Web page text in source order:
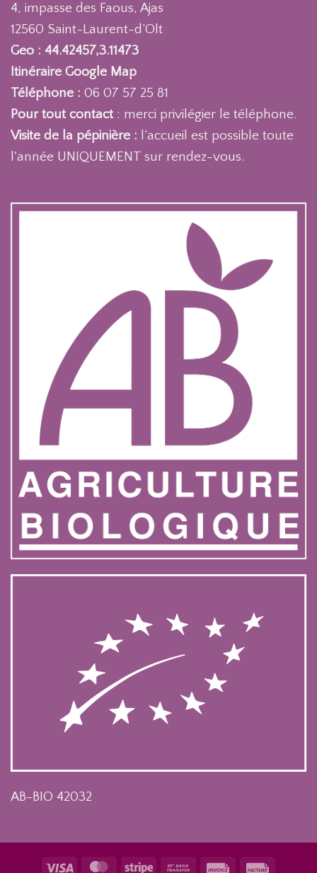
4, impasse des Faous, Ajas
12560 Saint-Laurent-d’Olt
Geo : 44.42457,3.11473
Itinéraire Google Map
Téléphone : 06 07 57 25 81
Pour tout contact : merci privilégier le téléphone.
Visite de la pépinière : l’accueil est possible toute
l'année UNIQUEMENT sur rendez-vous.
AB-BIO 42032
Visa MasterCardStripe Bank Invoice